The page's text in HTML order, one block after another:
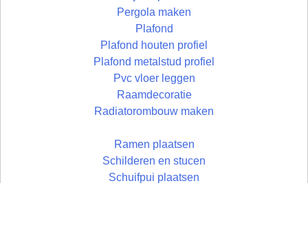
Pergola maken
Plafond
Plafond houten profiel
Plafond metalstud profiel
Pvc vloer leggen
Raamdecoratie
Radiatorombouw maken
Ramen plaatsen
Schilderen en stucen
Schuifpui plaatsen